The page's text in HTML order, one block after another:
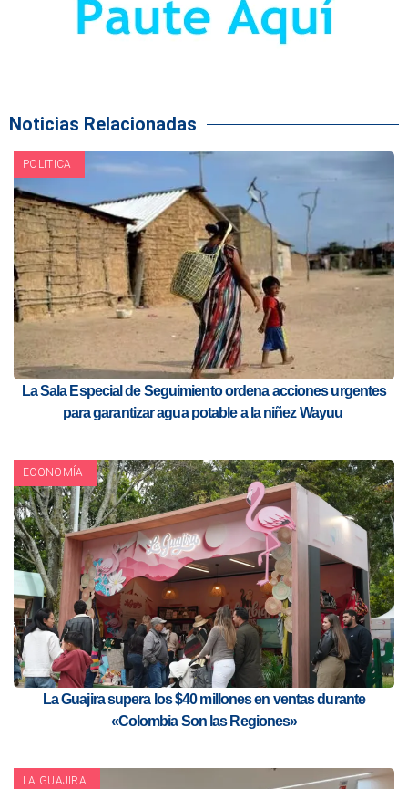
Noticias Relacionadas
POLITICA
La Sala Especial de Seguimiento ordena acciones urgentes
para garantizar agua potable a la niñez Wayuu
ECONOMÍA
La Guajira supera los $40 millones en ventas durante
«Colombia Son las Regiones»
LA GUAJIRA